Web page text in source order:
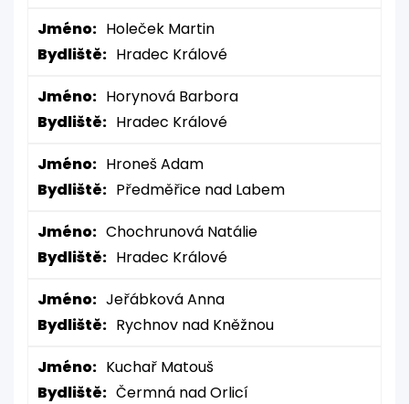
Jméno: Holeček Martin
Bydliště: Hradec Králové
Jméno: Horynová Barbora
Bydliště: Hradec Králové
Jméno: Hroneš Adam
Bydliště: Předměřice nad Labem
Jméno: Chochrunová Natálie
Bydliště: Hradec Králové
Jméno: Jeřábková Anna
Bydliště: Rychnov nad Kněžnou
Jméno: Kuchař Matouš
Bydliště: Čermná nad Orlicí